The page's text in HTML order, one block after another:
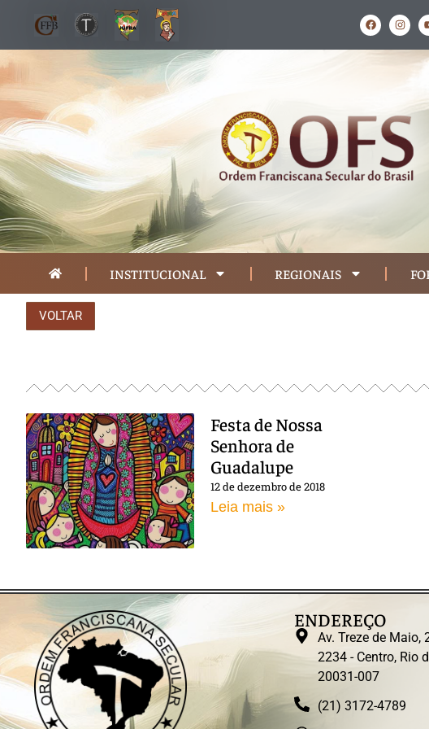
INSTITUCIONAL REGIONAIS
VOLTAR
Festa de Nossa
Senhora de
Guadalupe
12 de dezembro de 2018
Leia mais »
ENDEREÇO
Av. Treze de Maio,
2234 - Centro, Rio
20031-007
(21) 3172-4789